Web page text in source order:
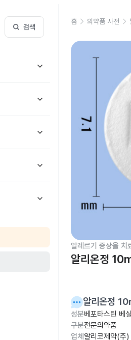
검색
홈 의약품 사전
알레르기 증상을 치
알리온정
알리온정
성분베포타스틴 베
구분전문의약품
업체 알리코제약(주)